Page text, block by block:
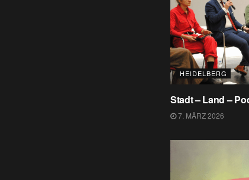
HEIDELBERG
Stadt – Land –
7. MÄRZ 2026